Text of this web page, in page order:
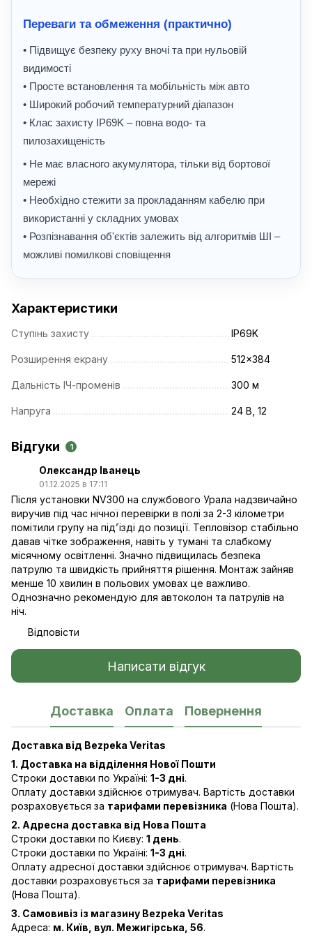
Переваги та обмеження (практично)
• Підвищує безпеку руху вночі та при нульовій
видимості
• Просте встановлення та мобільність між авто
• Широкий робочий температурний діапазон
• Клас захисту IP69K – повна водо- та
пилозахищеність
• Не має власного акумулятора, тільки від бортової
мережі
• Необхідно стежити за прокладанням кабелю при
використанні у складних умовах
• Розпізнавання об'єктів залежить від алгоритмів ШІ –
можливі помилкові сповіщення
Характеристики
Ступінь захисту IP69K
Розширення екрану 512x384
Дальність ІЧ-променів 300 м
Напруга 24 В, 12
Відгуки 1
Олександр Іванець
01.12.2025 в 17:11
Після установки NV300 на службового Ура­ла надзвичайно
виручив під час нічної перевірки в полі за 2-3 кілометри
помітили групу на під’їзді до позиції. Тепловізор стабільно
давав чітке зображення, навіть у тумані та слабкому
місячному освітленні. Значно підвищилась безпека
патрулю та швидкість прийняття рішення. Монтаж зайняв
менше 10 хвилин в польових умовах це важливо.
Однозначно рекомендую для автоколон та патрулів на
ніч.
Відповісти
Написати відгук
Доставка Оплата Повернення
Доставка від Bezpeka Veritas
1. Доставка на відділення Нової Пошти
Строки доставки по Україні: 1-3 дні.
Оплату доставки здійснює отримувач. Вартість доставки
розраховується за тарифами перевізника (Нова Пошта).
2. Адресна доставка від Нова Пошта
Строки доставки по Києву: 1 день.
Строки доставки по Україні: 1-3 дні.
Оплату адресної доставки здійснює отримувач. Вартість
доставки розраховується за тарифами перевізника
(Нова Пошта).
3. Самовивіз із магазину Bezpeka Veritas
Адреса: м. Київ, вул. Межигірська, 56.